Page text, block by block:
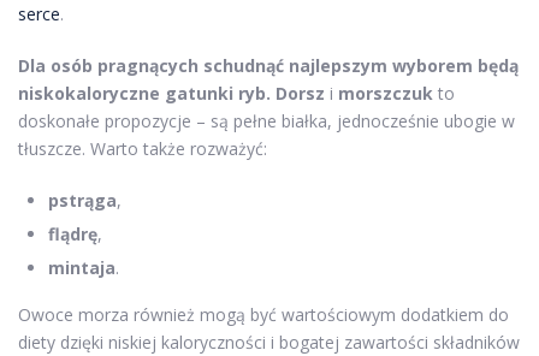
serce.
Dla osób pragnących schudnąć najlepszym wyborem będą
niskokaloryczne gatunki ryb. Dorsz i morszczuk to
doskonałe propozycje – są pełne białka, jednocześnie ubogie w
tłuszcze. Warto także rozważyć:
pstrąga,
flądrę,
mintaja.
Owoce morza również mogą być wartościowym dodatkiem do
diety dzięki niskiej kaloryczności i bogatej zawartości składników